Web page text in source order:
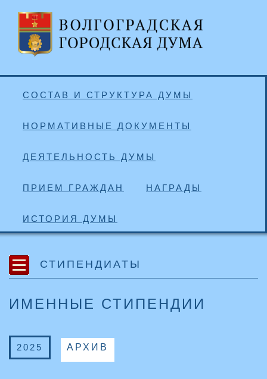
СОСТАВ И СТРУКТУРА ДУМЫ
НОРМАТИВНЫЕ ДОКУМЕНТЫ
ДЕЯТЕЛЬНОСТЬ ДУМЫ
ПРИЕМ ГРАЖДАН НАГРАДЫ
ИСТОРИЯ ДУМЫ
СТИПЕНДИАТЫ
ИМЕННЫЕ СТИПЕНДИИ
2025 АРХИВ